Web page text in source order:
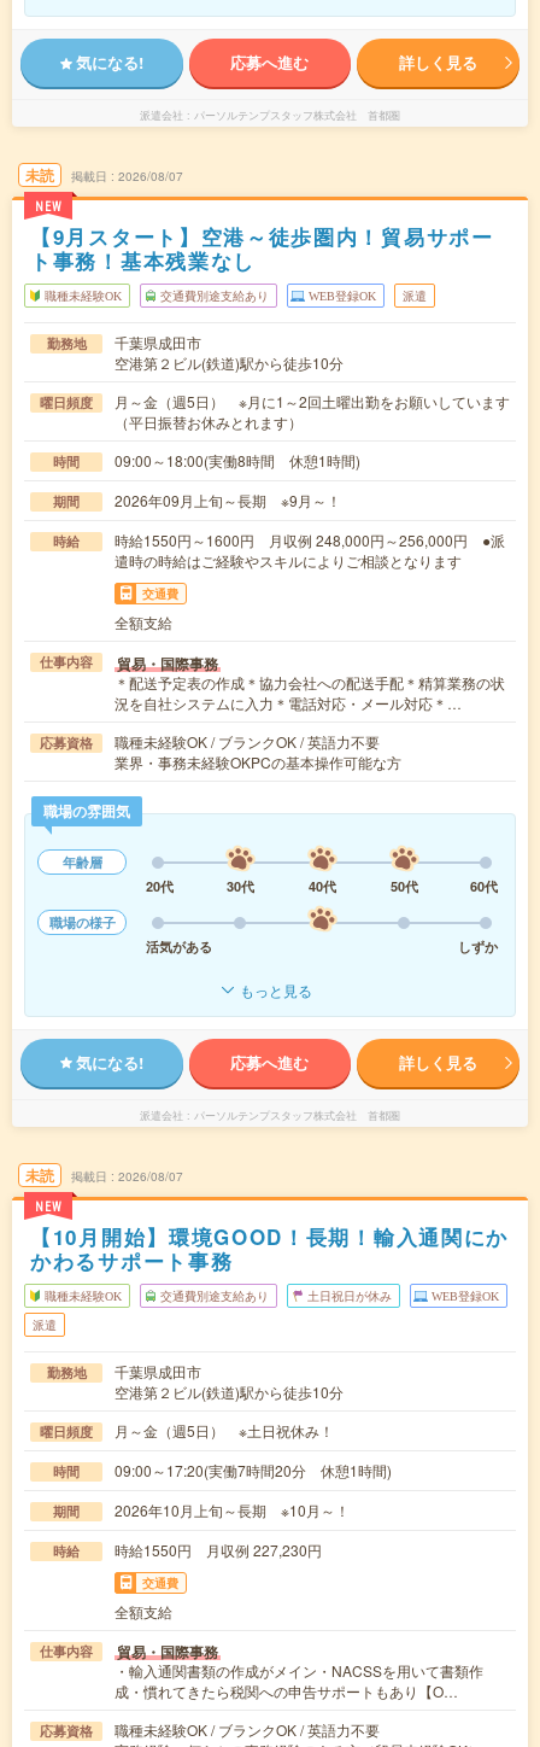
気になる! 応募へ進む 詳しく見る
派遣会社 パーソルテンプスタッフ株式会社 首都圏
未読
NEW
掲載日 2026/08/07
【9月スタート】空港～徒歩圏内！貿易サポー
ト事務！基本残業なし
職種未経験OK 交通費別途支給あり WEB登録OK 派遣
勤務地
千葉県成田市
空港第２ビル(鉄道)駅から徒歩10分
曜日頻度
月～金（週5日） ※月に1～2回土曜出勤をお願いしています
（平日振替お休みとれます）
時間 09:00～18:00(実働8時間 休憩1時間)
期間 2026年09月上旬～長期 ※9月～！
時給
時給1550円～1600円 月収例 248,000円～256,000円 ●派
遣時の時給はご経験やスキルによりご相談となります
交通費
全額支給
仕事内容 貿易・国際事務
＊配送予定表の作成＊協力会社への配送手配＊精算業務の状
況を自社システムに入力＊電話対応・メール対応＊…
応募資格
職種未経験OK / ブランクOK / 英語力不要
業界・事務未経験OKPCの基本操作可能な方
職場の雰囲気
年齢層
20代
30代 40代 50代
60代
職場の様子
活気がある
しずか
もっと見る
気になる! 応募へ進む 詳しく見る
派遣会社 パーソルテンプスタッフ株式会社 首都圏
未読
NEW
掲載日 2026/08/07
【10月開始】環境GOOD！長期！輸入通関にか
かわるサポート事務
職種未経験OK 交通費別途支給あり 土日祝日が休み WEB登録OK
派遣
勤務地
千葉県成田市
空港第２ビル(鉄道)駅から徒歩10分
曜日頻度 月～金（週5日） ※土日祝休み！
時間 09:00～17:20(実働7時間20分 休憩1時間)
期間 2026年10月上旬～長期 ※10月～！
時給 時給1550円 月収例 227,230円
交通費
全額支給
仕事内容 貿易・国際事務
・輸入通関書類の作成がメイン・NACSSを用いて書類作
成・慣れてきたら税関への申告サポートもあり【O…
応募資格
職種未経験OK / ブランクOK / 英語力不要